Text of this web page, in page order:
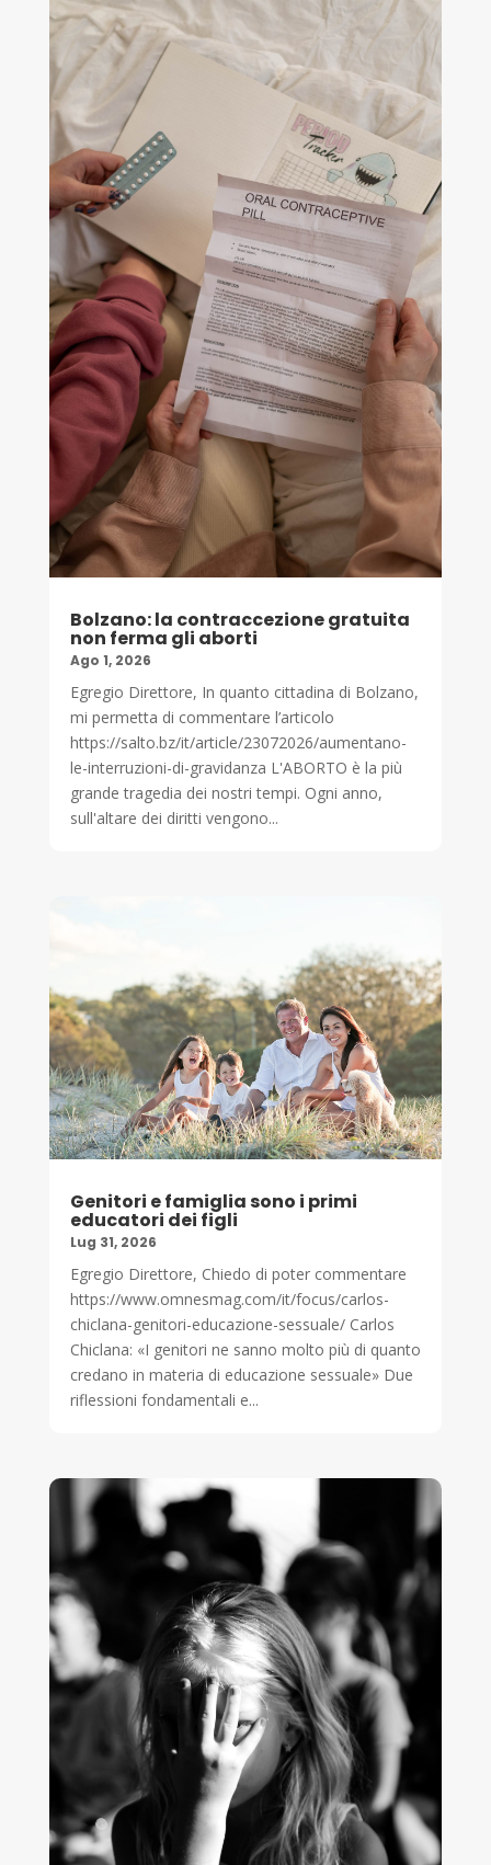
Bolzano: la contraccezione gratuita
non ferma gli aborti
Ago 1, 2026
Egregio Direttore, In quanto cittadina di Bolzano,
mi permetta di commentare l’articolo
https://salto.bz/it/article/23072026/aumentano-
le-interruzioni-di-gravidanza L'ABORTO è la più
grande tragedia dei nostri tempi. Ogni anno,
sull'altare dei diritti vengono...
Genitori e famiglia sono i primi
educatori dei figli
Lug 31, 2026
Egregio Direttore, Chiedo di poter commentare
https://www.omnesmag.com/it/focus/carlos-
chiclana-genitori-educazione-sessuale/ Carlos
Chiclana: «I genitori ne sanno molto più di quanto
credano in materia di educazione sessuale» Due
riflessioni fondamentali e...